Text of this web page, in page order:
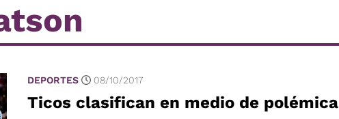
DEPORTES 08/10/2017
Ticos clasifican en medio de polémica